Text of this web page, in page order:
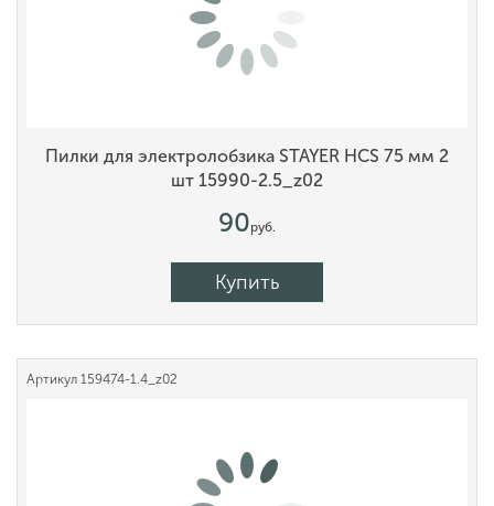
Пилки для электролобзика STAYER HCS 75 мм 2
шт 15990-2.5_z02
90руб.
Купить
Артикул 159474-1.4_z02